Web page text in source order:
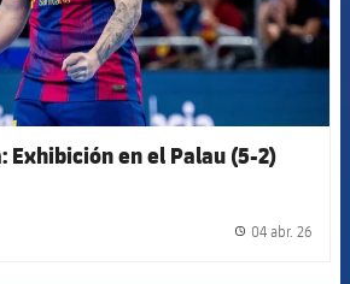
Exhibición en el Palau (5-2)
04 abr. 26